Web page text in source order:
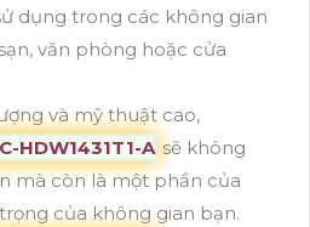
dụng trong các không gian
văn phòng hoặc cửa
và mỹ thuật cao,
HDW1431T1-A sẽ không
mà còn là một phần của
của không gian bạn.